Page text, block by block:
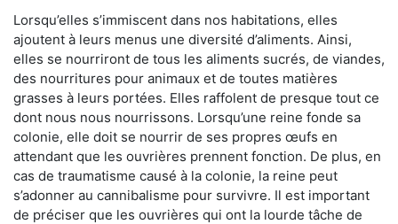
Lorsqu’elles s’immiscent dans nos habitations, elles
ajoutent à leurs menus une diversité d’aliments. Ainsi,
elles se nourriront de tous les aliments sucrés, de viandes,
des nourritures pour animaux et de toutes matières
grasses à leurs portées. Elles raffolent de presque tout ce
dont nous nous nourrissons. Lorsqu’une reine fonde sa
colonie, elle doit se nourrir de ses propres œufs en
attendant que les ouvrières prennent fonction. De plus, en
cas de traumatisme causé à la colonie, la reine peut
s’adonner au cannibalisme pour survivre. Il est important
de préciser que les ouvrières qui ont la lourde tâche de